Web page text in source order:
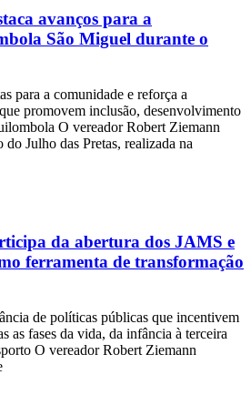
avanços para a
São Miguel durante o
para a comunidade e reforça a
promovem inclusão, desenvolvimento
O vereador Robert Ziemann
Julho das Pretas, realizada na
da abertura dos JAMS e
ferramenta de transformação
de políticas públicas que incentivem
as fases da vida, da infância à terceira
O vereador Robert Ziemann